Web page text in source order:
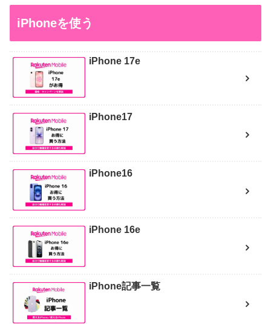
iPhoneを使う
iPhone 17e
iPhone17
iPhone16
iPhone 16e
iPhone記事一覧